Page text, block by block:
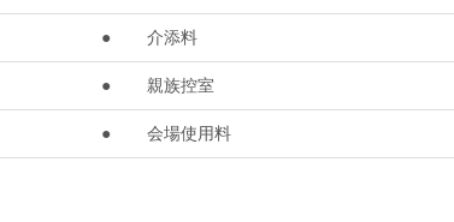
● 介添料
● 親族控室
● 会場使用料